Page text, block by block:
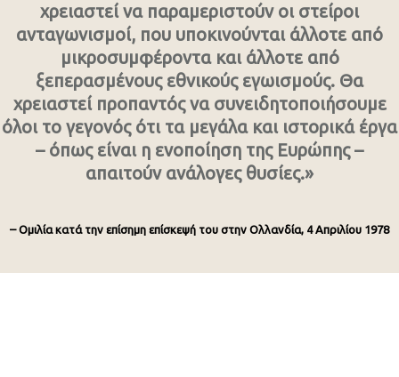
χρειαστεί να παραμεριστούν οι στείροι
ανταγωνισμοί, που υποκινούνται άλλοτε από
μικροσυμφέροντα και άλλοτε από
ξεπερασμένους εθνικούς εγωισμούς. Θα
χρειαστεί προπαντός να συνειδητοποιήσουμε
όλοι το γεγονός ότι τα μεγάλα και ιστορικά έργα
– όπως είναι η ενοποίηση της Ευρώπης –
απαιτούν ανάλογες θυσίες.»
– Ομιλία κατά την επίσημη επίσκεψή του στην Ολλανδία, 4 Απριλίου 1978